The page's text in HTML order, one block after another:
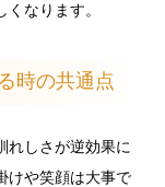
なります。
時の共通点
れしさが逆効果に
けや笑顔は大事で